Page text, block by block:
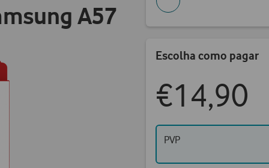
A57
Escolha como pagar
€14,90
PVP